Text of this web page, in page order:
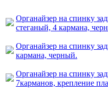
Органайзер на спинку
стеганый, 4 кармана,
Органайзер на спинку
кармана, черный.
Органайзер на спинку
7карманов, крепление